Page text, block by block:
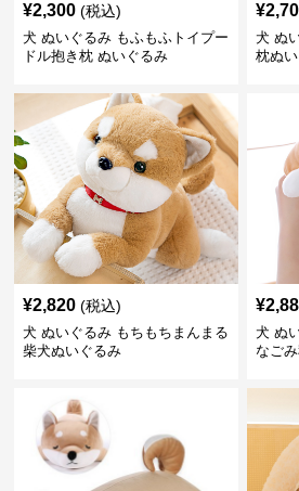
¥2,300 (税込)
犬 ぬいぐるみ もふもふトイプー
ドル抱き枕 ぬいぐるみ
¥
犬 ぬ
枕ぬ
¥2,820 (税込)
犬 ぬいぐるみ もちもちまんまる
柴犬ぬいぐるみ
¥
犬 ぬ
なご